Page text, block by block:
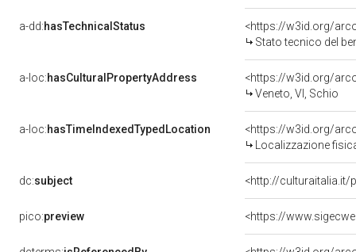
a-dd:hasTechnicalStatus
<https://w3id.org/
Stato tecnico del
a-loc:hasCulturalPropertyAddress
<https://w3id.org/
Veneto, VI, Schio
a-loc:hasTimeIndexedTypedLocation
<https://w3id.org/
Localizzazione
dc:subject <http://culturaitalia.it/
pico:preview